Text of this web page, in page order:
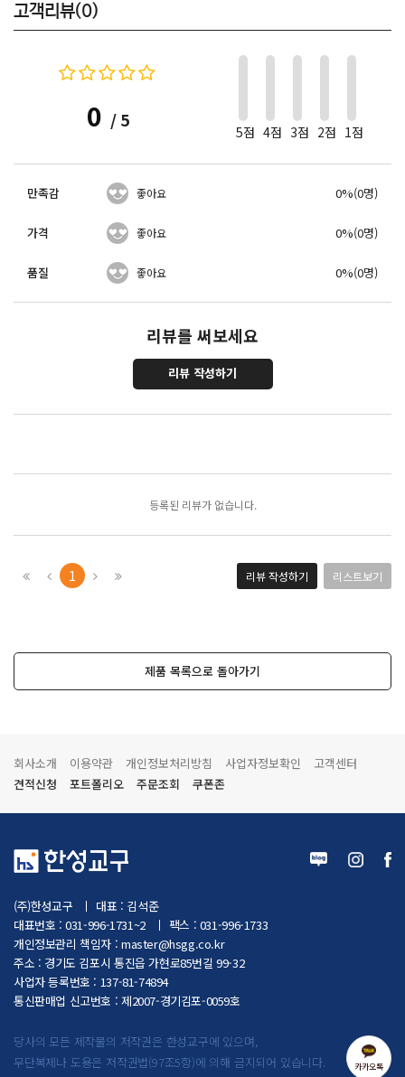
카카오톡
고객리뷰(0)
0 / 5
5점 4점 3점 2점 1점
만족감 좋아요 0%(0명)
가격 좋아요 0%(0명)
품질 좋아요 0%(0명)
리뷰를 써보세요
리뷰 작성하기
등록된 리뷰가 없습니다.
1 리뷰 작성하기 리스트보기
제품 목록으로 돌아가기
회사소개 이용약관 개인정보처리방침 사업자정보확인
고객센터
견적신청
포트폴리오 주문조회 쿠폰존
(주)한성교구
대표 : 김석준
대표번호 : 031-996-1731~2
팩스 : 031-996-1733
개인정보관리 책임자 : master@hsgg.co.kr
주소 : 경기도 김포시 통진읍 가현로85번길 99-32
사업자 등록번호 : 137-81-74894
통신판매업 신고번호 : 제2007-경기김포-0059호
당사의 모든 제작물의 저작권은 한성교구에 있으며,
무단복제나 도용은 저작권법(97조5항)에 의해 금지되어 있습니다.